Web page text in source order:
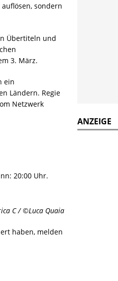
sondern
Übertiteln und
3. März.
ein
Ländern. Regie
Netzwerk
20:00 Uhr.
C / ©Luca Quaia
haben, melden
ANZEIGE